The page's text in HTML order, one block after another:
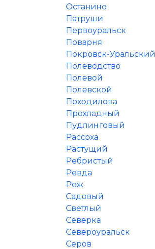
Останино
Патруши
Первоуральск
Поварня
Покровск-Уральский
Полеводство
Полевой
Полевской
Походилова
Прохладный
Пудлинговый
Рассоха
Растущий
Ребристый
Ревда
Реж
Садовый
Светлый
Северка
Североуральск
Серов